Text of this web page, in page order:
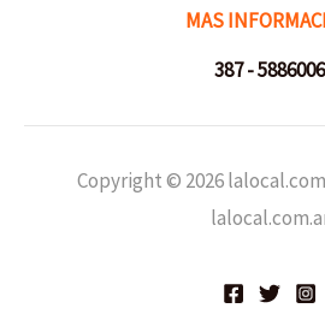
MAS
387 - 5886006
Copyright © 2026